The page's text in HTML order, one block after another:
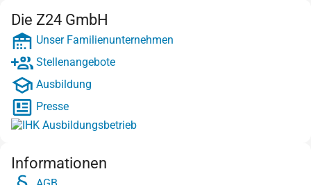
Die Z24 GmbH
Unser Familienunternehmen
Stellenangebote
Ausbildung
Presse
Informationen